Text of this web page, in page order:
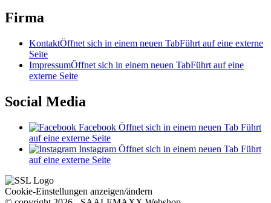
Firma
KontaktÖffnet sich in einem neuen TabFührt auf eine externe
Seite
ImpressumÖffnet sich in einem neuen TabFührt auf eine
externe Seite
Social Media
Facebook Öffnet sich in einem neuen Tab Führt
auf eine externe Seite
Instagram Öffnet sich in einem neuen Tab Führt
auf eine externe Seite
Cookie-Einstellungen anzeigen/ändern